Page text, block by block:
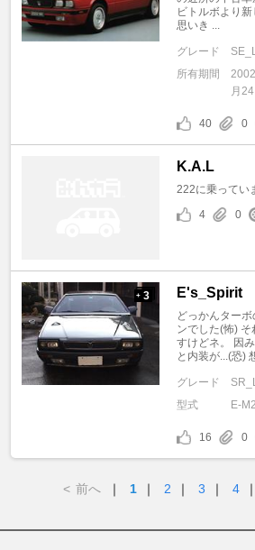
ビトルボより
思いき ...
グレード
所有期間
月
40 0
K.A.L
222に乗ってい
4
0
+ 3 E's_Spirit
どっかんター
ンでした(怖)
すけどネ。 因
と内装が...(恐)
グレード
型式
E-
16 0
< 前へ ｜ 1 ｜ 2 ｜ 3 ｜ 4 ｜